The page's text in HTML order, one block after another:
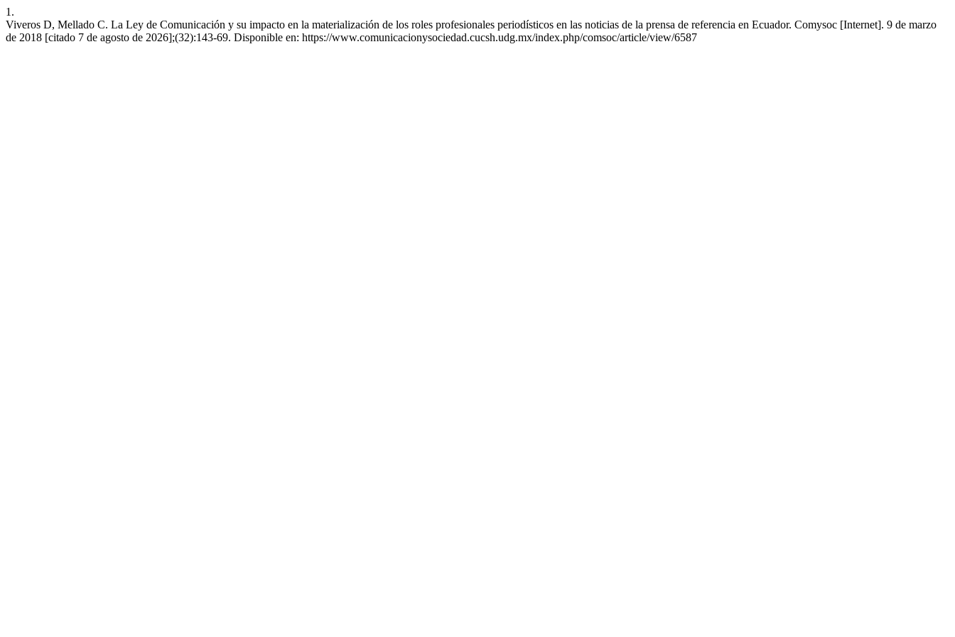
1.
Viveros D, Mellado C. La Ley de Comunicación y su impacto en la materialización de los roles profesionales periodísticos en las noticias de la prensa de referencia en Ecuador. Comysoc [Internet]. 9 de marzo
de 2018 [citado 7 de agosto de 2026];(32):143-69. Disponible en: https://www.comunicacionysociedad.cucsh.udg.mx/index.php/comsoc/article/view/6587